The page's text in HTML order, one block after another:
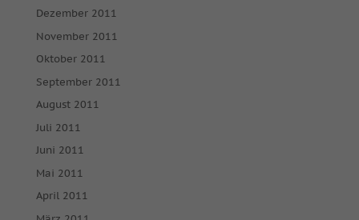
Dezember 2011
November 2011
Oktober 2011
September 2011
August 2011
Juli 2011
Juni 2011
Mai 2011
April 2011